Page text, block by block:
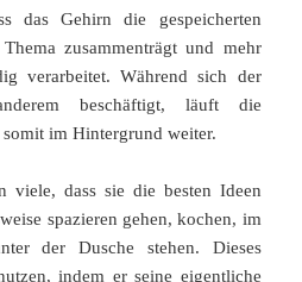
das Gehirn die gespeicherten
zusammenträgt und mehr
verarbeitet. Während sich der
beschäftigt, läuft die
im Hintergrund weiter.
viele, dass sie die besten Ideen
spazieren gehen, kochen, im
der Dusche stehen. Dieses
indem er seine eigentliche